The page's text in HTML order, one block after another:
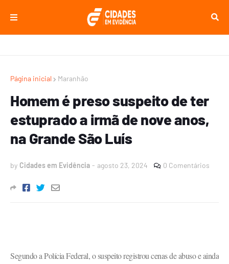
Página inicial Maranhão
Homem é preso suspeito de ter
estuprado a irmã de nove anos,
na Grande São Luís
by Cidades em Evidência - agosto 23, 2024 0 Comentários
Segundo a Polícia Federal, o suspeito registrou cenas de abuso e ainda